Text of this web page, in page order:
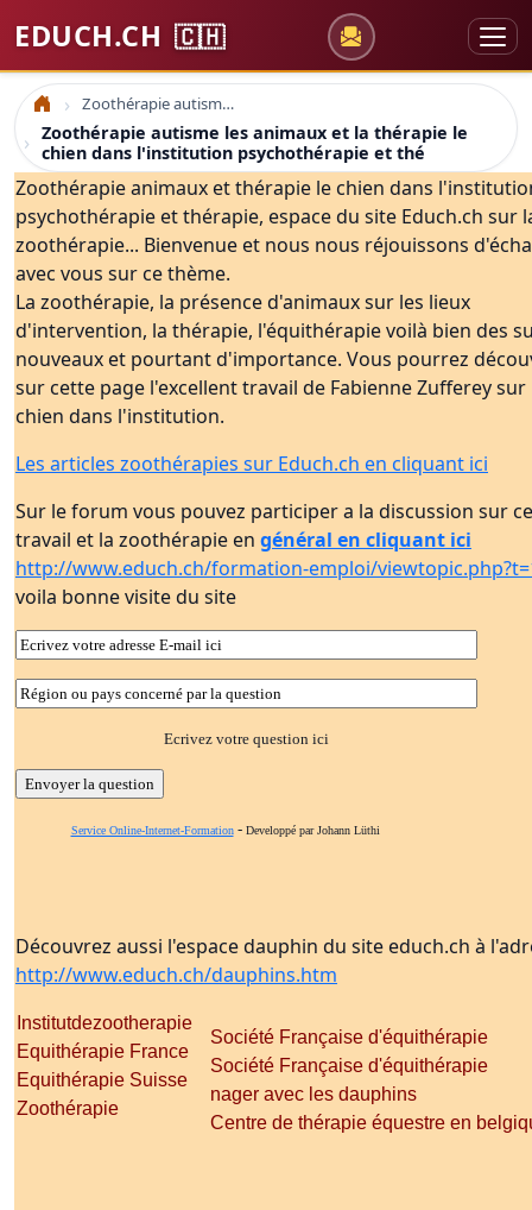
EDUCH.CH 🇨🇭
Accueil Zoothérapie autisme les animaux et la thérapie le chien dans l'institution psychothérapie et thé
Zoothérapie autisme les animaux et la thérapie le
chien dans l'institution psychothérapie et thé
Zoothérapie animaux et thérapie le chien dans
psychothérapie et thérapie, espace du site Educh.ch sur
zoothérapie... Bienvenue et nous nous réjouissons
avec vous sur ce thème.
La zoothérapie, la présence d'animaux sur les lieux
d'intervention, la thérapie, l'équithérapie voilà bien des
nouveaux et pourtant d'importance. Vous pourrez
sur cette page l'excellent travail de Fabienne Zufferey sur
chien dans l'institution.
Les articles zoothérapies sur Educh.ch en cliquant ici
Sur le forum vous pouvez participer a la discussion sur ce
travail et la zoothérapie en général en cliquant ici
http://www.educh.ch/formation-emploi/
voila bonne visite du site
Ecrivez votre question ici
Service Online-Internet-Formation- Developpé par Johann Lüthi
Découvrez aussi l'espace dauphin du site educh.ch à
http://www.educh.ch/dauphins.htm
Institutdezootherapie
Equithérapie France
Equithérapie Suisse
Zoothérapie
Société Française d'équithérapie
Société Française d'équithérapie
nager avec les dauphins
Centre de thérapie équestre en